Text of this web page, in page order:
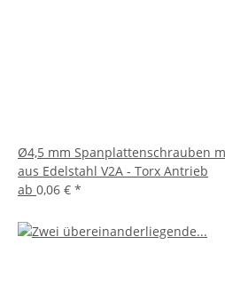
Ø4,5 mm Spanplattenschrauben
aus Edelstahl V2A - Torx Antrieb
ab 0,06 € *